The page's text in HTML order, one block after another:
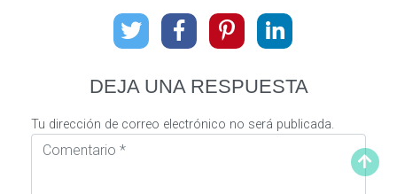
DEJA UNA RESPUESTA
Tu dirección de correo electrónico no será publicada.